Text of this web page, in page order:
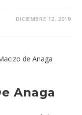
DICIEMBRE 12, 2019
Anaga